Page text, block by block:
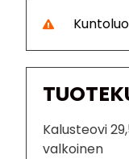
Kalusteovi
valkoinen